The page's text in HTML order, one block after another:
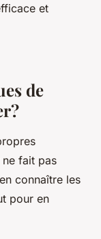
et
de
ne fait pas
connaître les
pour en